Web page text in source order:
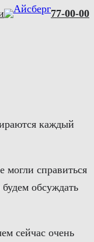
77-00-00
каждый
справиться
обсуждать
сейчас очень